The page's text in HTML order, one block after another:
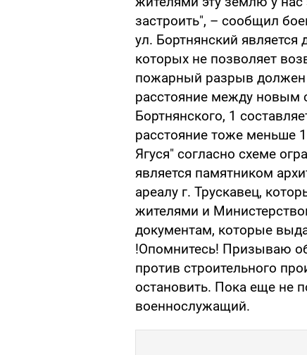
застроить", – сообщил
ул. Бортнянский является
которых не позволяет
пожарный разрыв должен
расстояние между новым
Бортнянского, 1
расстояние тоже меньше
Ягуся" согласно схеме
является памятником
ареалу г. Трускавец,
жителями и
документам, которые
!Опомнитесь! Призываю
против строительного
остановить. Пока еще не
военнослужащий.